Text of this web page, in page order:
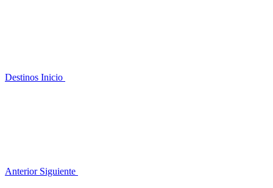
Destinos Inicio
Anterior Siguiente